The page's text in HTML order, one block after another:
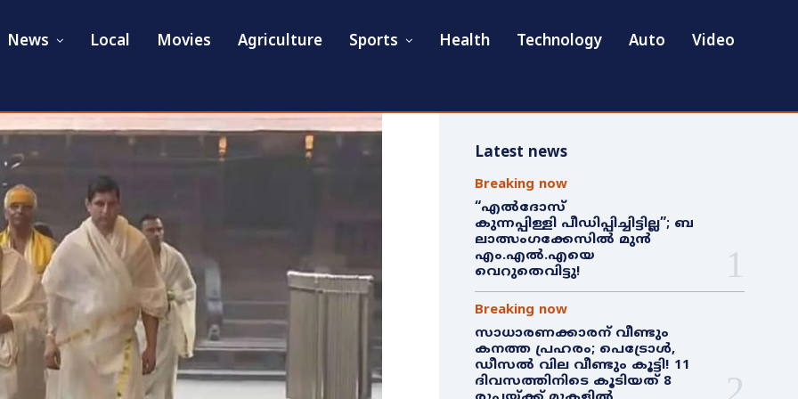
News Local Movies Agriculture Sports Health Technology Auto Video
Latest news
Breaking now
“എൽദോസ്
കുന്നപ്പിള്ളി പീഡിപ്പിച്ചിട്ടില്ല”; ബ
ലാത്സംഗക്കേസിൽ മുൻ
എം.എൽ.എയെ
വെറുതെവിട്ടു!
Breaking now
സാധാരണക്കാരന് വീണ്ടും
കനത്ത പ്രഹരം; പെട്രോൾ,
ഡീസൽ വില വീണ്ടും കൂട്ടി! 11
ദിവസത്തിനിടെ കൂടിയത് 8